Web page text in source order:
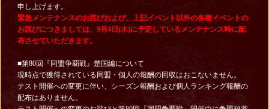
申し上げます。
緊急メンテナンスのお詫びおよび、上記イベント以外の各種イベントの
お詫びにつきましては、9月4日(水)に予定しているメンテナンス時に配
布させていただきます。
■第80回『同盟争覇戦』楚国編について
現時点で獲得されている同盟・個人の報酬の回収はおこないません。
テスト開催への変更に伴い、シーズン報酬および個人ランキング報酬の
配布はありません。